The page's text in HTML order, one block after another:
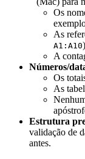
Os
As
A1:A10)
A
Números/
Os
As
Estrutura
validação de
antes.